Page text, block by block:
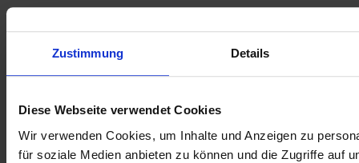
Zustimmung Details
Diese Webseite verwendet Cookies
Wir verwenden Cookies, um Inhalte und Anzeigen zu
für soziale Medien anbieten zu können und die Zugriffe auf